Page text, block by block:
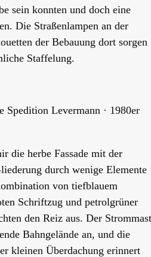
sein konnten und doch eine
Die Straßenlampen an der
der Bebauung dort sorgen
Staffelung.
Spedition Levermann · 1980er
die herbe Fassade mit der
durch wenige Elemente
von tiefblauem
Schriftzug und petrolgrüner
den Reiz aus. Der Strommast
Bahngelände an, und die
kleinen Überdachung erinnert